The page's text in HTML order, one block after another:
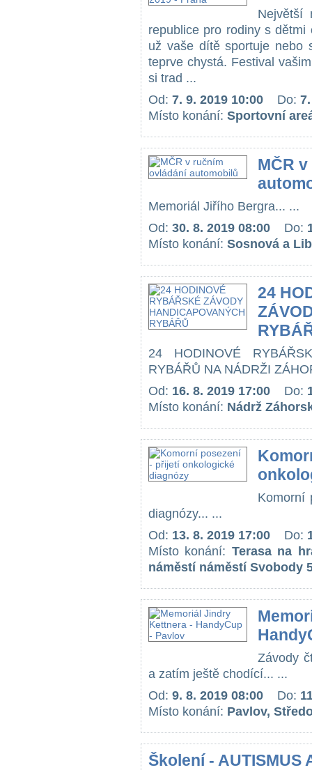
Největší
republice pro rodiny s
už vaše dítě sportuje nebo
teprve chystá. Festival
si trad ...
Od: 7. 9. 2019 10:00 Do:
Místo konání: Sportovní
MČR
Memoriál Jiřího Bergra... ...
Od: 30. 8. 2019 08:00 Do:
Místo konání: Sosnová a
24
24 HODINOVÉ
RYBÁŘŮ NA NÁDRŽI
Od: 16. 8. 2019 17:00 Do:
Místo konání: Nádrž
Komorní
diagnózy... ...
Od: 13. 8. 2019 17:00 Do:
Místo konání: Terasa na
náměstí náměstí Svobody
Závody
a zatím ještě chodící... ...
Od: 9. 8. 2019 08:00 Do:
Místo konání: Pavlov,
Školení - AUTISMUS